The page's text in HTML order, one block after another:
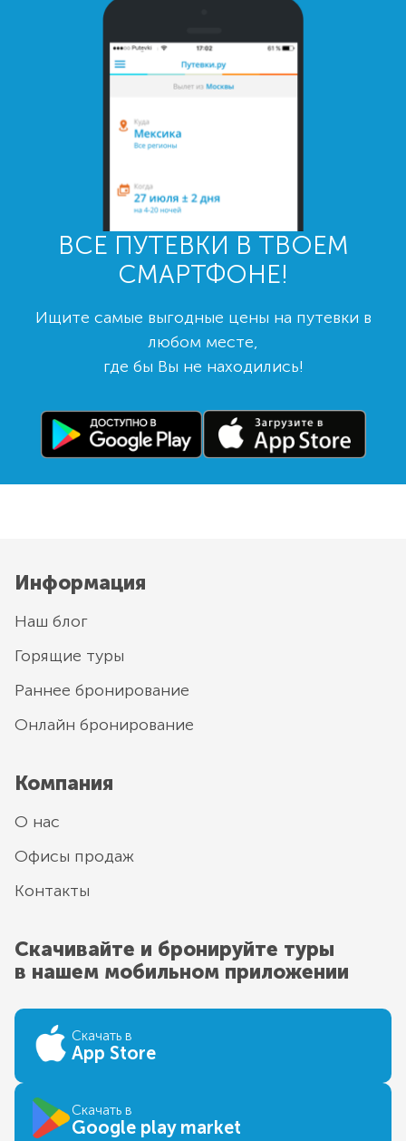
ВСЕ ПУТЕВКИ В ТВОЕМ
СМАРТФОНЕ!
Ищите самые выгодные цены на путевки в
любом месте,
где бы Вы не находились!
Информация
Наш блог
Горящие туры
Раннее бронирование
Онлайн бронирование
Компания
О нас
Офисы продаж
Контакты
Скачивайте и бронируйте туры
в нашем мобильном приложении
Скачать в
App Store
Скачать в
Google play market